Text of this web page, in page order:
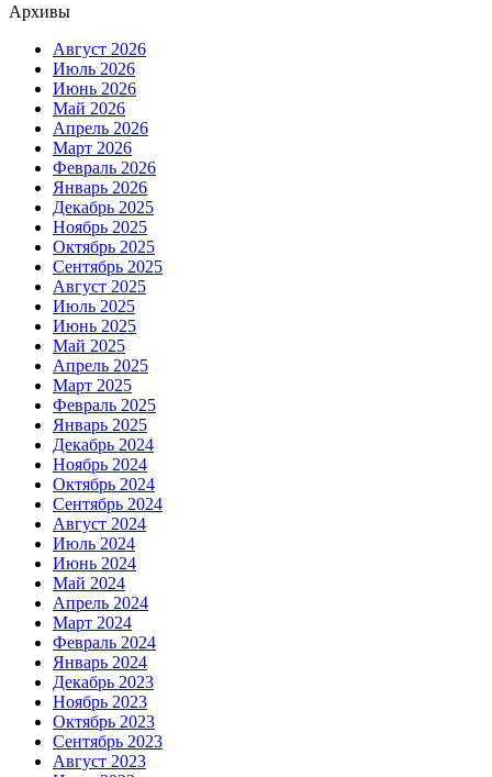
Архивы
Август 2026
Июль 2026
Июнь 2026
Май 2026
Апрель 2026
Март 2026
Февраль 2026
Январь 2026
Декабрь 2025
Ноябрь 2025
Октябрь 2025
Сентябрь 2025
Август 2025
Июль 2025
Июнь 2025
Май 2025
Апрель 2025
Март 2025
Февраль 2025
Январь 2025
Декабрь 2024
Ноябрь 2024
Октябрь 2024
Сентябрь 2024
Август 2024
Июль 2024
Июнь 2024
Май 2024
Апрель 2024
Март 2024
Февраль 2024
Январь 2024
Декабрь 2023
Ноябрь 2023
Октябрь 2023
Сентябрь 2023
Август 2023